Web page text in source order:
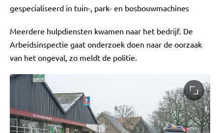
gespecialiseerd in tuin-, park- en bosbouwmachines
Meerdere hulpdiensten kwamen naar het bedrijf. De
Arbeidsinspectie gaat onderzoek doen naar de oorzaak
van het ongeval, zo meldt de politie.